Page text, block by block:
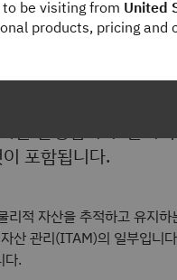
적이란
성을 극대화하고 손
는 관행입니다. 물리
포함됩니다.
리적 자산을 추적하고 유지하
산 관리(ITAM)의 일부입니
다.
to be visiting from United
products, pricing and